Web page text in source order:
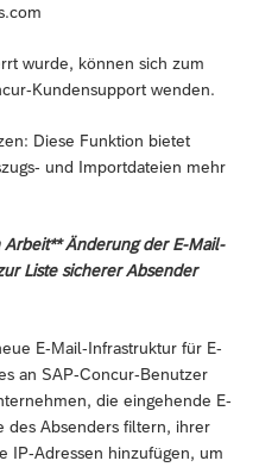
wurde, können sich zum
Kundensupport wenden.
Diese Funktion bietet
und Importdateien mehr
Änderung der E-Mail-
Liste sicherer Absender
E-Mail-Infrastruktur für E-
an SAP-Concur-Benutzer
die eingehende E-
des Absenders filtern, ihrer
IP-Adressen hinzufügen, um